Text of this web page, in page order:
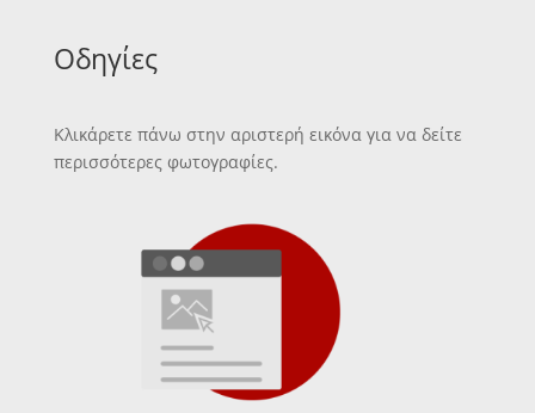
Οδηγίες
Κλικάρετε πάνω στην αριστερή εικόνα για να δείτε
περισσότερες φωτογραφίες.